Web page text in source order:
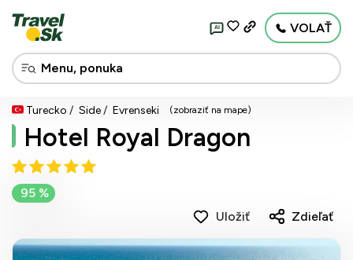
AI VOLAŤ
Turecko Side Evrenseki (zobraziť na mape)
Hotel Royal Dragon
95 %
Uložiť
Zdieľať